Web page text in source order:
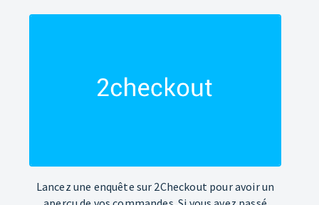
Lancez une enquête sur 2Checkout pour avoir un